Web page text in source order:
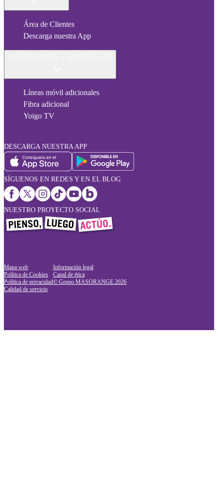
Área de Clientes
Descarga nuestra App
Líneas móvil adicionales
Fibra adicional
Yoigo TV
DESCARGA NUESTRA APP
SÍGUENOS EN REDES Y EN EL BLOG
NUESTRO PROYECTO SOCIAL
Mapa web
Política de Cookies
Política de privacidad
Calidad de servicio
Información legal
Canal de ética
© Grupo MASORANGE 2026